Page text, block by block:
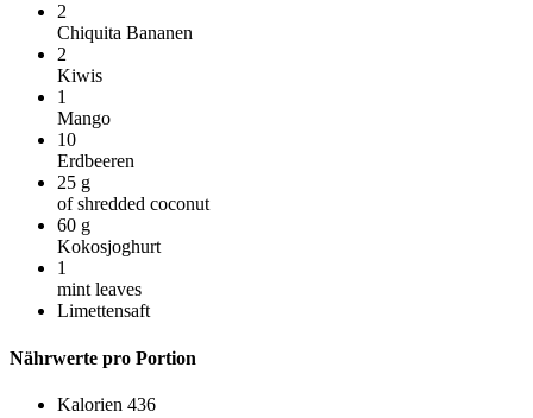
2
Chiquita Bananen
2
Kiwis
1
Mango
10
Erdbeeren
25 g
of shredded coconut
60 g
Kokosjoghurt
1
mint leaves
Limettensaft
Nährwerte pro Portion
Kalorien 436